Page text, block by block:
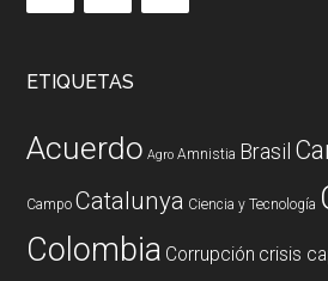
ETIQUETAS
Acuerdo Agro Amnistia Brasil
Campo Catalunya Ciencia y Tecnología
Colombia Corrupción crisis